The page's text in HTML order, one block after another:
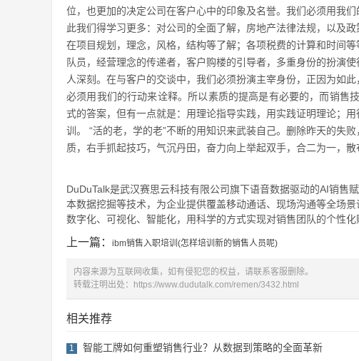
位，也更加的决定公司在客户心中的印象及名誉。我们必须用我
此我们得学习更多：对公司的全面了解，房地产法律法规，以及
在项目规划，理念，风格，结构等了解；各项税费的计算和时间
队员，经营理念的传递者，客户购楼的引导者，多重身份的扮演
人深刻。在与客户的交谈中，我们必须扮演主宰身份，正因为如
必须用我们的行动来诠释。所以素质的提高是有必要的，而销售
式的答案，但有一点就是：用理论指导实践，用实践证明理论；
训。 “活的老，学的老”不断的用知识来武装自己。删除昨天的失
质，右手抓起技巧，气沉丹田，奋力向上举起双手，合二为一，散
DuDuTalk是武汉赛思云科技有限公司旗下语音数据驱动的AI销售
本数据挖掘等技术，为企业提供覆盖移动通话、现场沟通等全场
数字化、可视化、智能化，用科学的方式实现对销售团队的个性化
上一篇： ibm销售入职培训(怎样培训新的销售人员呢)
内容来源为互联网收集，如有侵犯您的权益，请联系客服删除。
转载注明出处：
https://www.dudutalk.com/remen/3432.html
相关推荐
1 智能工牌如何重塑销售行业？从数据到策略的全面革新